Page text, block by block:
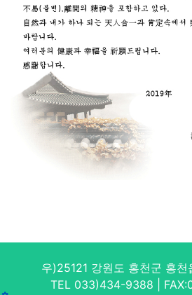
우)25121 강원도 홍천군 홍천
TEL 033)434-9388 |